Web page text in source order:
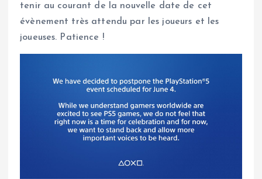
tenir au courant de la nouvelle date de cet
évènement très attendu par les joueurs et les
joueuses. Patience !